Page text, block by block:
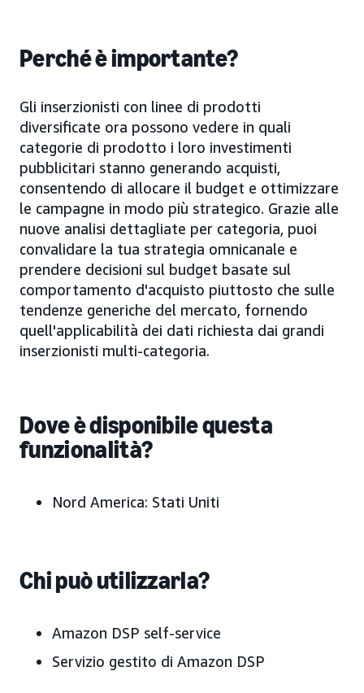
Perché è importante?
Gli inserzionisti con linee di prodotti
diversificate ora possono vedere in quali
categorie di prodotto i loro investimenti
pubblicitari stanno generando acquisti,
consentendo di allocare il budget e ottimizzare
le campagne in modo più strategico. Grazie alle
nuove analisi dettagliate per categoria, puoi
convalidare la tua strategia omnicanale e
prendere decisioni sul budget basate sul
comportamento d'acquisto piuttosto che sulle
tendenze generiche del mercato, fornendo
quell'applicabilità dei dati richiesta dai grandi
inserzionisti multi-categoria.
Dove è disponibile questa
funzionalità?
Nord America: Stati Uniti
Chi può utilizzarla?
Amazon DSP self-service
Servizio gestito di Amazon DSP